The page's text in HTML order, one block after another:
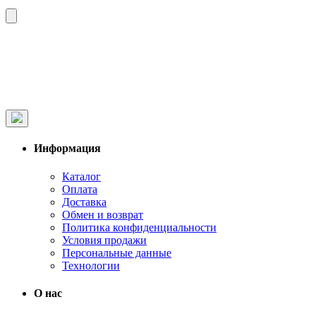
Информация
Каталог
Оплата
Доставка
Обмен и возврат
Политика конфиденциальности
Условия продажи
Персональные данные
Технологии
О нас